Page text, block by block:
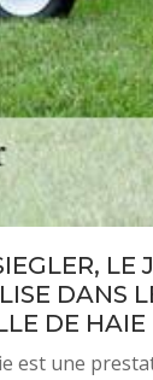
LE
DANS
DE HAIE
est une